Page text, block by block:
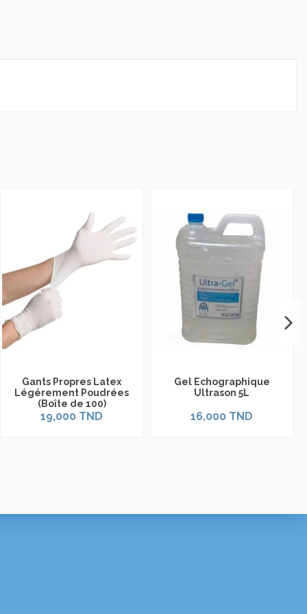
Gants Propres Latex
Légérement Poudrées
(Boîte de 100)
19,000 TND
Gel Echographique
Ultrason 5L
16,000 TND